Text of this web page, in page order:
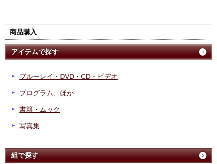
商品購入
アイテムで探す
ブルーレイ・DVD・CD・ビデオ
プログラム、ほか
書籍・ムック
写真集
組で探す